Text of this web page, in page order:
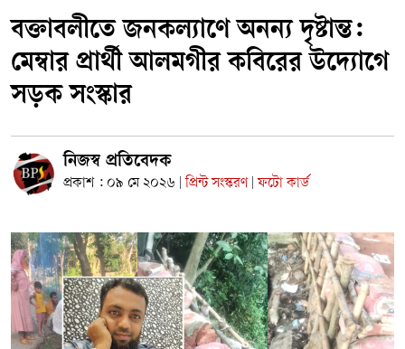
বক্তাবলীতে জনকল্যাণে অনন্য দৃষ্টান্ত:
মেম্বার প্রার্থী আলমগীর কবিরের উদ্যোগে
সড়ক সংস্কার
নিজস্ব প্রতিবেদক
প্রকাশ : ০৯ মে ২০২৬ প্রিন্ট সংস্করণ ফটো কার্ড